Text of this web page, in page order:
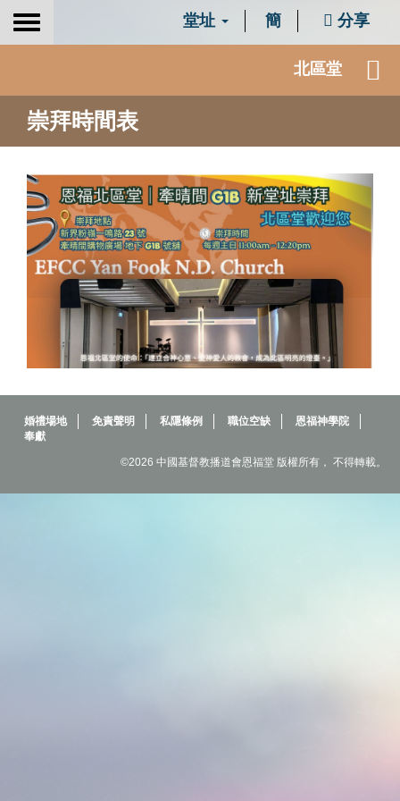
Toggle
堂址 簡 分享
北區堂
崇拜時間表
婚禮場地 免責聲明 私隱條例 職位空缺
恩福神學院
奉獻
©2026 中國基督教播道會恩福堂 版權所有， 不得轉載。